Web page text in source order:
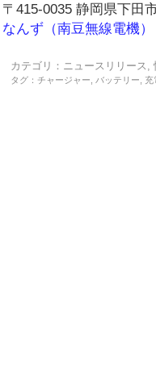
〒415-0035 静岡県下田
なんず（南豆無線電機）
カテゴリ： ニュースリリース ,
タグ： チャージャー バッテリー 充